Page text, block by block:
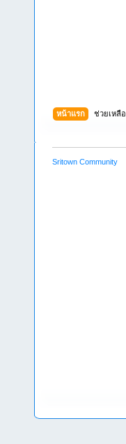
หน้าแรก ช่วยเหลือ
Sritown Community